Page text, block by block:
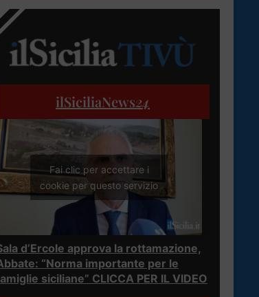
ilSiciliaNews24
Fai clic per accettare i
cookie per questo servizio
d’Ercole approva la rottamazione,
“Norma importante per le
siciliane” CLICCA PER IL VIDEO